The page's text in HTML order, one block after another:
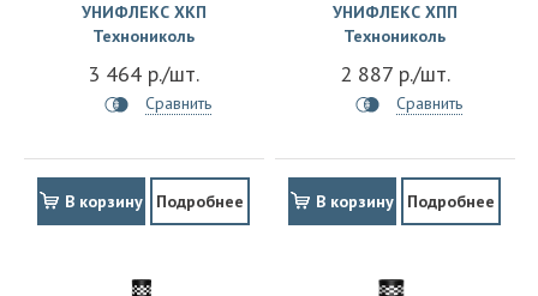
УНИФЛЕКС ХКП
Технониколь
3 464 р./шт.
Сравнить
В корзину Подробнее
УНИФЛЕКС ХПП
Технониколь
2 887 р./шт.
Сравнить
В корзину Подробнее